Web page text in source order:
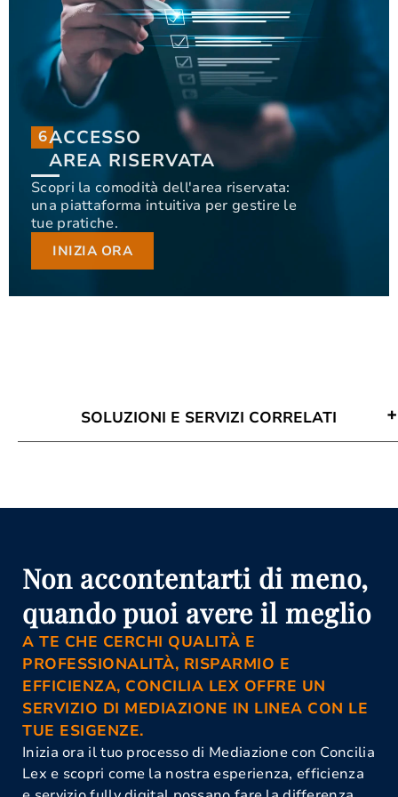
6ACCESSO
AREA RISERVATA
Scopri la comodità dell'area riservata:
una piattaforma intuitiva per gestire le
tue pratiche.
INIZIA ORA
6
ACCESSO
AREA RISERVATA
Scopri la comodità dell'area riservata: una
piattaforma intuitiva per gestire le tue pratiche.
INIZIA ORA
SOLUZIONI E SERVIZI CORRELATI
Mediatori Urbino
Urbino
Mediazione Obbligatoria Urbino
Organismo Di Mediazione Urbino
Non accontentarti di meno,
quando puoi avere il meglio
A TE CHE CERCHI QUALITÀ E
PROFESSIONALITÀ, RISPARMIO E
EFFICIENZA, CONCILIA LEX OFFRE UN
SERVIZIO DI MEDIAZIONE IN LINEA CON LE
TUE ESIGENZE.
Inizia ora il tuo processo di Mediazione con Concilia
Lex e scopri come la nostra esperienza, efficienza